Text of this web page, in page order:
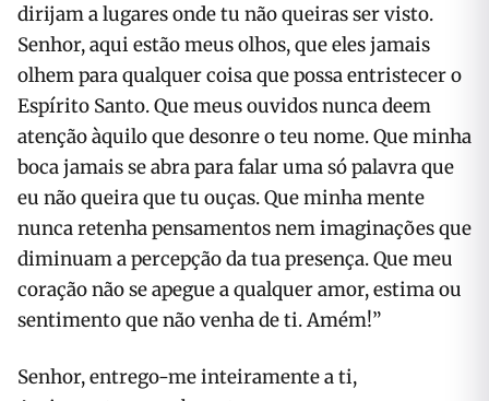
dirijam a lugares onde tu não queiras ser visto.
Senhor, aqui estão meus olhos, que eles jamais
olhem para qualquer coisa que possa entristecer o
Espírito Santo. Que meus ouvidos nunca deem
atenção àquilo que desonre o teu nome. Que minha
boca jamais se abra para falar uma só palavra que
eu não queira que tu ouças. Que minha mente
nunca retenha pensamentos nem imaginações que
diminuam a percepção da tua presença. Que meu
coração não se apegue a qualquer amor, estima ou
sentimento que não venha de ti. Amém!”
Senhor, entrego-me inteiramente a ti,